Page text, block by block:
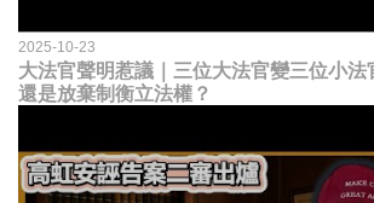
2025-10-23
大法官聲明惹議｜三位大法官變三位小法
還是放棄制衡立法權？